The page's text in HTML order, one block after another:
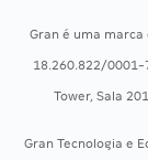
Residência
Gran é uma marca
18.260.822/0001-
Tower, Sala
Gran Tecnologia e